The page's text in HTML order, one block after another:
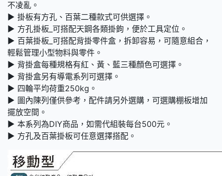
不凌亂。
► 掛板有方孔、百葉二種款式可供選擇。
► 方孔掛板_可搭配天鋼各類掛鉤，便於工具定位。
► 百葉掛板_可搭配背掛零件盒，拆卸容易，可隨意組合，
輕鬆管理小型物料與零件。
► 背掛盒每種規格有紅、黃、藍三種顏色可選擇。
► 背掛盒另有導電系列可選擇。
► 四輪平均荷重250kg。
► 圖內陳列僅供參考，配件請另外選購，可選購棚板增加
擺放空間。
► 本系列為DIY商品，如需代組裝每台500元。
► 方孔及百葉掛板可任意選擇搭配。